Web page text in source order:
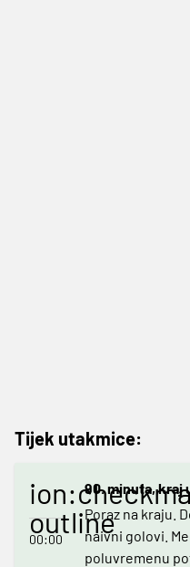
Tijek utakmice:
outline
00:00
90. minuta, kraj
Poraz na kraju.
naivni golovi.
poluvremenu